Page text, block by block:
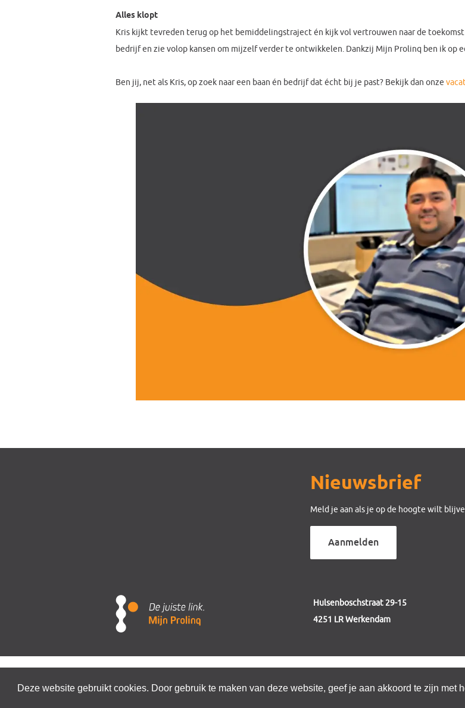
Deze website gebruikt cookies. Door gebruik te maken van deze website, geef je aan akkoord te zijn met
Alles klopt
Kris kijkt tevreden terug op het bemiddelingstraject én kijk vol vertrouwen naar de
bedrijf en zie volop kansen om mijzelf verder te ontwikkelen. Dankzij Mijn Prolinq ben ik op
Ben jij, net als Kris, op zoek naar een baan én bedrijf dat écht bij je past? Bekijk dan onze
Nieuwsbrief
Meld je aan als je op de hoogte wilt
Aanmelden
Hulsenboschstraat 29-15
4251 LR Werkendam